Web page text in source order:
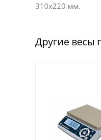
310х220 мм.
Другие весы